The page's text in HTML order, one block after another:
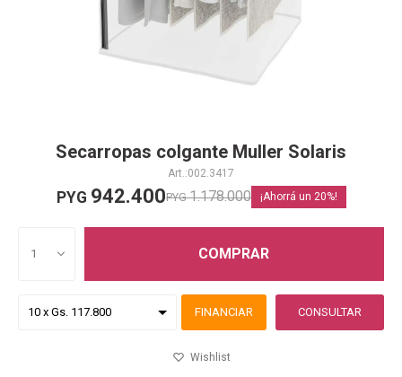
Secarropas colgante Muller Solaris
002.3417
PYG 942.400PYG 1.178.000 20
1 COMPRAR
FINANCIAR CONSULTAR